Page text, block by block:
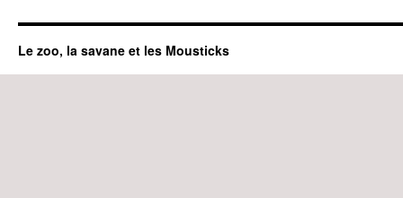
Le zoo, la savane et les Mousticks